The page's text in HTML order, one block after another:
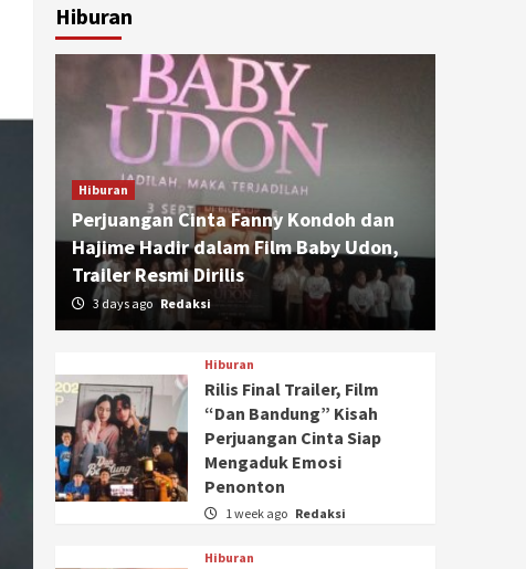
Hiburan
Hiburan
Perjuangan Cinta Fanny Kondoh dan
Hajime Hadir dalam Film Baby Udon,
Trailer Resmi Dirilis
3 days ago Redaksi
Hiburan
Rilis Final Trailer, Film
“Dan Bandung” Kisah
Perjuangan Cinta Siap
Mengaduk Emosi
Penonton
1 week ago Redaksi
Hiburan